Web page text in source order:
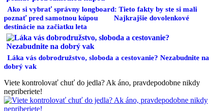
Ako si vybrať správny longboard: Tieto fakty by ste si mali
poznať pred samotnou kúpou
Najkrajšie dovolenkové
destinácie na začiatku leta
Láka vás dobrodružstvo, sloboda a cestovanie? Nezabudnite na
dobrý vak
Viete kontrolovať chuť do jedla? Ak áno, pravdepodobne nikdy
nepriberiete!